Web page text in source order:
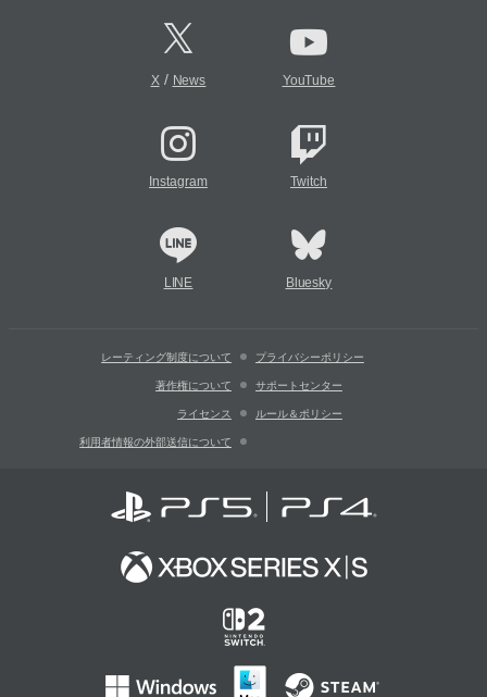
X/ News YouTube
Instagram Twitch
LINE Bluesky
レーティング制度について プライバシーポリシー
著作権について サポートセンター
ライセンス ルール＆ポリシー
利用者情報の外部送信について